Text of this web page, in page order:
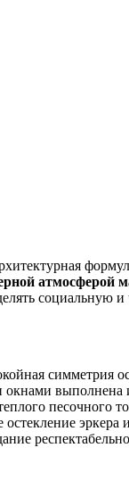
атмосферой
социальную
симметрия
песочного